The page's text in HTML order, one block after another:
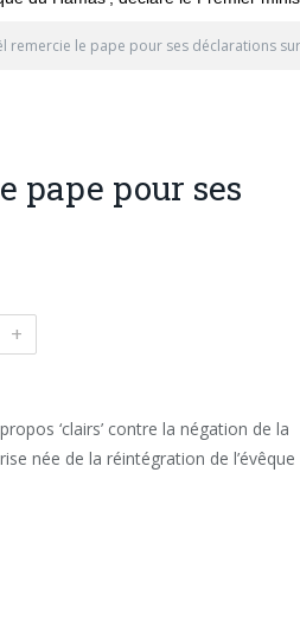
remercie le pape pour ses déclarations
pape pour ses
+
‘clairs’ contre la négation de la
née de la réintégration de l’évêque